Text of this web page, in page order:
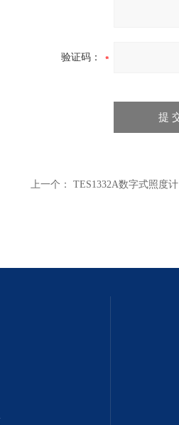
验证码：
上一个： TES1332A数字式照度计